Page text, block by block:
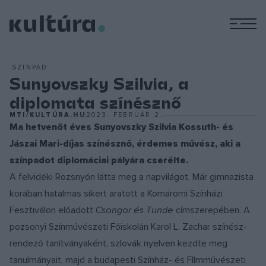
SZÍNPAD
Sunyovszky Szilvia, a
diplomata színésznő
MTI/KULTÚRA.HU 2023. FEBRUÁR 2.
Ma hetvenöt éves Sunyovszky Szilvia Kossuth- és
Jászai Mari-díjas színésznő, érdemes művész, aki a
színpadot diplomáciai pályára cserélte.
A felvidéki Rozsnyón látta meg a napvilágot. Már gimnazista
korában hatalmas sikert aratott a Komáromi Színházi
Fesztiválon előadott Csongor és Tünde címszerepében. A
pozsonyi Színművészeti Főiskolán Karol L. Zachar színész-
rendező tanítványaként, szlovák nyelven kezdte meg
tanulmányait, majd a budapesti Színház- és FIlmművészeti